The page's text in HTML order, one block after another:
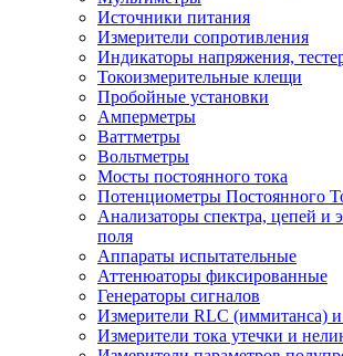
Источники питания
Измерители сопротивления
Индикаторы напряжения,
Токоизмерительные клещи
Пробойные установки
Амперметры
Ваттметры
Вольтметры
Мосты постоянного тока
Потенциометры Постоянного
Анализаторы спектра, цепей и
поля
Аппараты испытательные
Аттенюаторы фиксированные
Генераторы сигналов
Измерители RLC (иммитанса)
Измерители тока утечки и